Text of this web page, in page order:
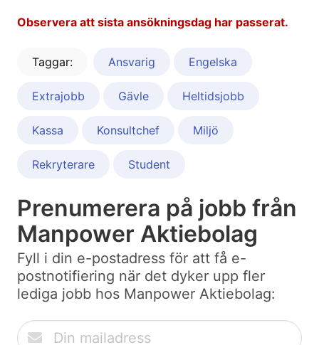
Observera att sista ansökningsdag har passerat.
Taggar: Ansvarig Engelska
Extrajobb Gävle Heltidsjobb
Kassa Konsultchef Miljö
Rekryterare Student
Prenumerera på jobb från
Manpower Aktiebolag
Fyll i din e-postadress för att få e-
postnotifiering när det dyker upp fler
lediga jobb hos Manpower Aktiebolag: